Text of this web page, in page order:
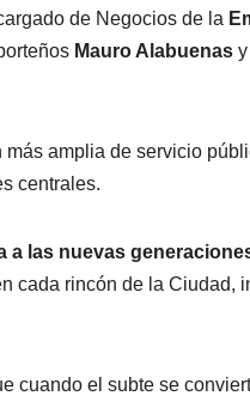
de Negocios de la
Mauro Alabuenas y
amplia de servicio
centrales.
a las nuevas
cada rincón de la Ciudad,
cuando el subte se